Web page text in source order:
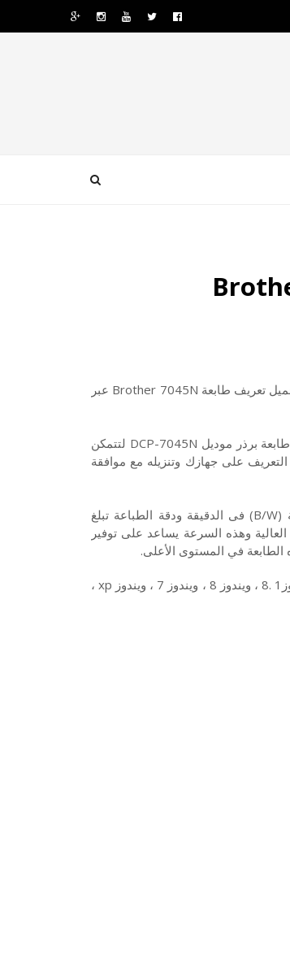
هذه تعاريف طابعة برذر Brother DCP-7045N لويندوز 10 7 8 XP وفيستا، ويسعك تحميل تعريف طابعة Brother 7045N عبر
تنزيل تعريفات طابعة برذرBrother 7045N من روابط تنزيل سريعة ومباشرة لتعريف طابعة برذر موديل DCP-7045N لتتمكن
على جهازك وتنزيله مع موافقة
طابعة برذر 7045N من نوع انك جيت (Color). وتبلغ سرعة الطباعة حتى 22 صفحة (B/W) فى الدقيقة ودقة الطباعة تبلغ
العالية وهذه السرعة يساعد على توفير
في المستوى الأعلى.
وتتوافق طابعة برذر Brother DCP-7045N مع أنظمة التشغيل الآتية : ويندوز 10 ، ويندوز1 .8 ، ويندوز 8 ، ويندوز 7 ، ويندوز xp ،